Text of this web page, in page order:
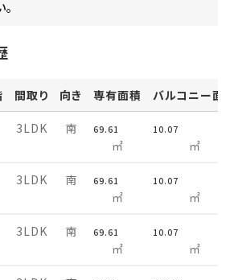
間取り 向き 専有面積 バルコニー面
3LDK 南 69.61
㎡
10.07
㎡
3LDK 南 69.61
㎡
10.07
㎡
3LDK 南 69.61
㎡
10.07
㎡